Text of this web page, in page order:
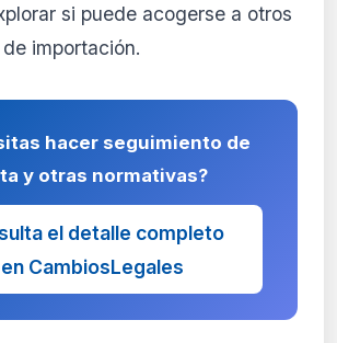
si puede acogerse a otros
importación.
hacer seguimiento de
y otras normativas?
el detalle completo
en CambiosLegales